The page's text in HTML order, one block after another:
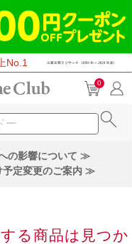
No.1
0
の影響について ≫
予定変更のご案内 ≫
る商品は見つか